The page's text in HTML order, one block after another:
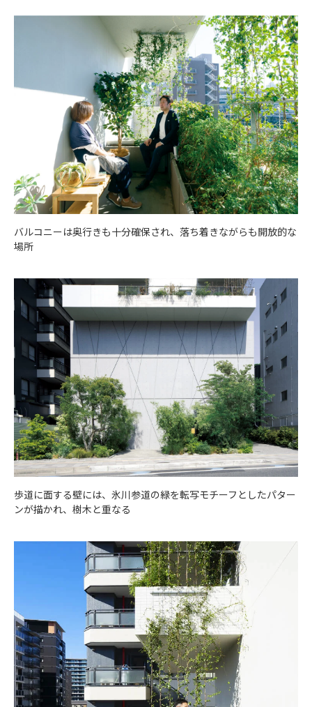
バルコニーは奥行きも十分確保され、落ち着きながらも開放的な
場所
歩道に面する壁には、氷川参道の緑を転写モチーフとしたパター
ンが描かれ、樹木と重なる